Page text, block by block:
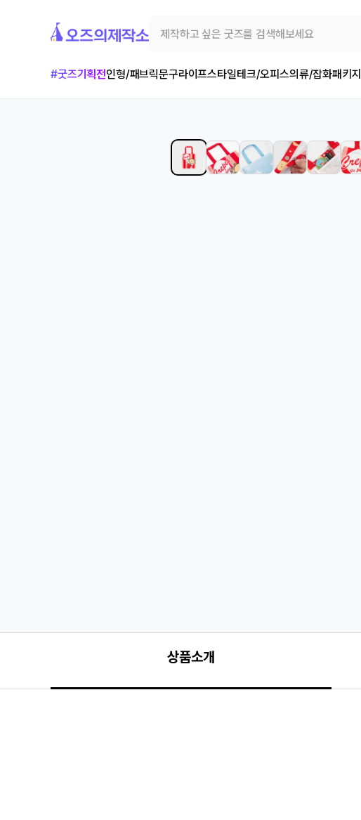
#굿즈기획전인형/패브릭문구라이프스타일테크/오피스의류/잡화패키지
상품소개